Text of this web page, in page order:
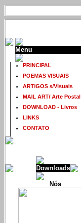
Menu
PRINCIPAL
POEMAS VISUAIS
ARTIGOS s/Visuais
MAIL ART/ Arte Postal
DOWNLOAD - Livros
LINKS
CONTATO
Downloads
Nós